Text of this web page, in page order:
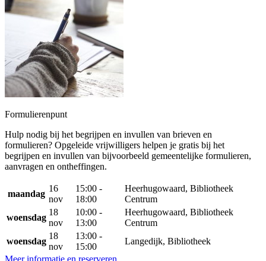
Formulierenpunt
Hulp nodig bij het begrijpen en invullen van brieven en
formulieren? Opgeleide vrijwilligers helpen je gratis bij het
begrijpen en invullen van bijvoorbeeld gemeentelijke formulieren,
aanvragen en ontheffingen.
maandag
16
nov
15:00 -
18:00
Heerhugowaard, Bibliotheek
Centrum
woensdag
18
nov
10:00 -
13:00
Heerhugowaard, Bibliotheek
Centrum
woensdag
18
nov
13:00 -
15:00
Langedijk, Bibliotheek
Meer informatie en reserveren